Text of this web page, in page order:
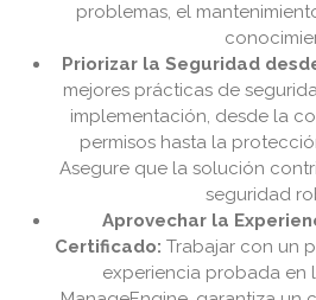
problemas, el
Priorizar la Seguridad
mejores prácticas de
implementación, desde la
permisos hasta la
Asegure que la solución
seguridad
Aprovechar la
Certificado: Trabajar con un
experiencia probada en